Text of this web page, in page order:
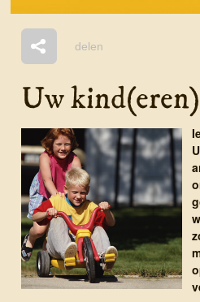
delen
Uw